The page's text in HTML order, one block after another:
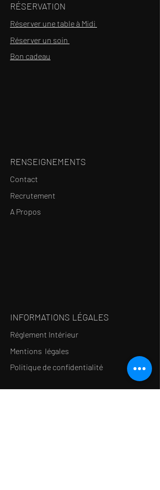
RÉSERVATION
Réserver une table à Midi
Réserver un soin
Bon cadeau
RENSEIGNEMENTS
Contact
Recrutement
A Propos
INFORMATIONS LÉGALES
Réglement Intérieur
Mentions légales
Politique de confidentialité